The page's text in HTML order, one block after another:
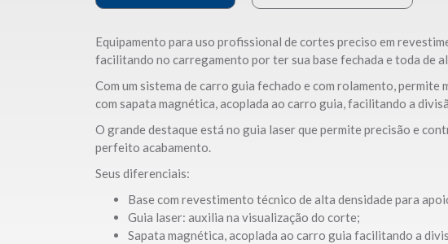
Equipamento para uso profissional de cortes preciso em
facilitando no carregamento por ter sua base fechada e toda de
Com um sistema de carro guia fechado e com rolamento, permite
com sapata magnética, acoplada ao carro guia, facilitando a
O grande destaque está no guia laser que permite precisão e
perfeito acabamento.
Seus diferenciais:
Base com revestimento técnico de alta densidade para
Guia laser: auxilia na visualização do corte;
Sapata magnética, acoplada ao carro guia facilitando a